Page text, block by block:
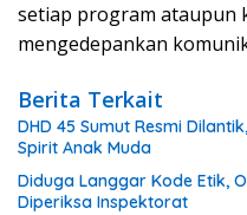
setiap program ataupun
mengedepankan
Berita Terkait
DHD 45 Sumut Resmi
Spirit Anak Muda
Diduga Langgar Kode Etik,
Diperiksa Inspektorat